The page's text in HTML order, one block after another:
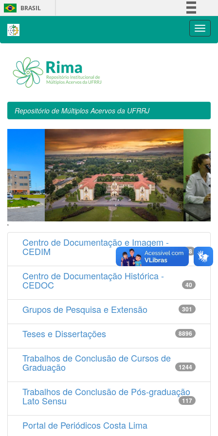
Skip
navigation
BRASIL
Repositório de Múltiplos Acervos da UFRRJ
'
Centro de Documentação e Imagem -
CEDIM 14538
Centro de Documentação Histórica -
CEDOC 40
Grupos de Pesquisa e Extensão 301
Teses e Dissertações 8896
Trabalhos de Conclusão de Cursos de
Graduação 1244
Trabalhos de Conclusão de Pós-graduação
Lato Sensu 117
Portal de Periódicos Costa Lima